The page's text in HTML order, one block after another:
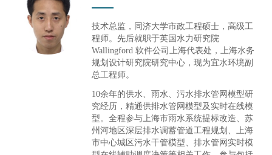
技术总监，同济大学市政工程硕士，高级工
程师。先后就职于英国水力研究院
Wallingford软件公司上海代表处，上海水务
规划设计研究院研究中心，现为宜水环境副
总工程师。
10余年的供水、雨水、污水排水管网模型研
究经历，精通供排水管网模型及实时在线模
型。全程参与上海市雨水系统提标改造、苏
州河地区深层排水调蓄管道工程规划、上海
市中心城区污水干管模型、排水管网实时模